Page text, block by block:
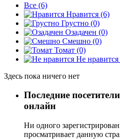
Все (6)
Нравится (6)
Грустно (0)
Озадачен (0)
Смешно (0)
Томат (0)
Не нравится
Здесь пока ничего нет
Последние
онлайн
Ни одного
просматривает данную